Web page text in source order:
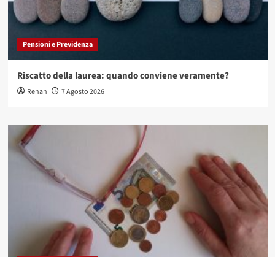
Pensioni e Previdenza
Riscatto della laurea: quando conviene veramente?
Renan 7 Agosto 2026